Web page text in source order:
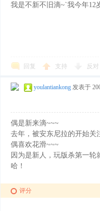
我是不新不旧滴~`我今年12
回复 支持 反对
youlantiankong 发表于
偶是新来滴~~~
去年，被安东尼拉的开始关
偶喜欢花滑~~~
因为是新人，玩版杀第一轮
哈！
评分